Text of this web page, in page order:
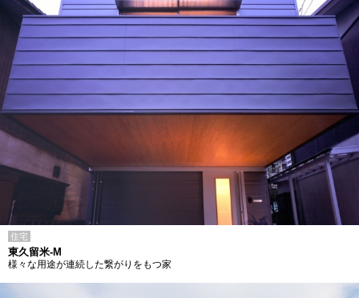
住宅
東久留米-M
様々な用途が連続した繋がりをもつ家